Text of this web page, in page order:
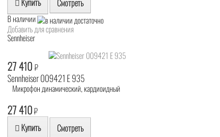
Смотреть
В наличии
Добавить для сравнения
Sennheiser
27 410₽
Sennheiser 009421 E 935
Микрофон динамический, кардиоидный
27 410₽
Купить Смотреть